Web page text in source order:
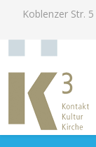
Koblenzer Str. 5